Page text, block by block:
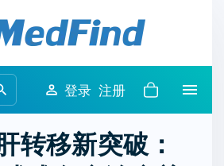
e
r
登录 注册
转移新突破：